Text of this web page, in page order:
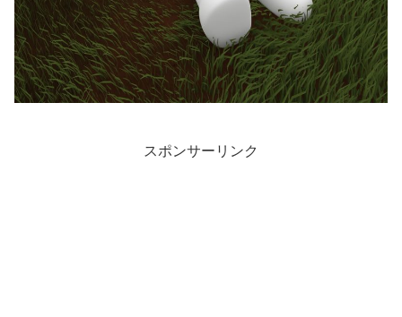
スポンサーリンク